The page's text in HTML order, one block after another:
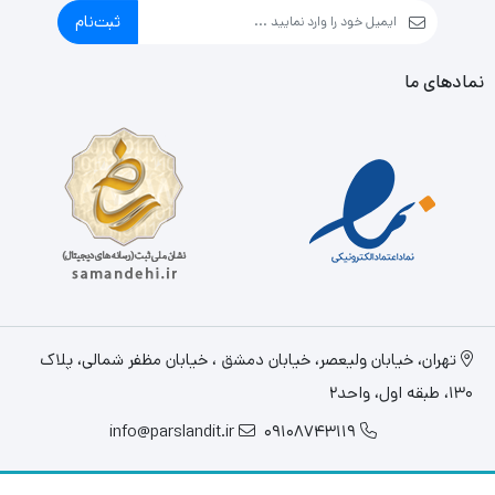
ثبت‌نام
نمادهای ما
تهران، خيابان وليعصر، خیابان دمشق ، خیابان مظفر شمالی، پلاک
130، طبقه اول، واحد2
09108743119
info@parslandit.ir